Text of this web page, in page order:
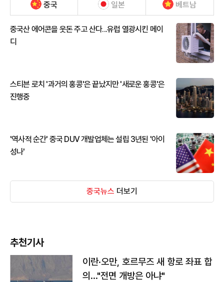
중국 일본 베트남
중국산 에어콘을 웃돈 주고 산다...유럽 열광시킨 메이
디
스티븐 로치 '과거의 홍콩'은 끝났지만 '새로운 홍콩'은
진행중
'역사적 순간' 중국 DUV 개발업체는 설립 3년된 '아이
성나'
중국뉴스 더보기
추천기사
이란·오만, 호르무즈 새 항로 좌표 합
의…"전면 개방은 아냐"